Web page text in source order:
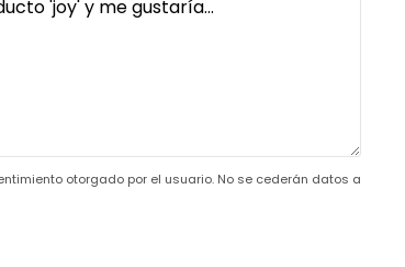
otorgado por el usuario. No se cederán datos a